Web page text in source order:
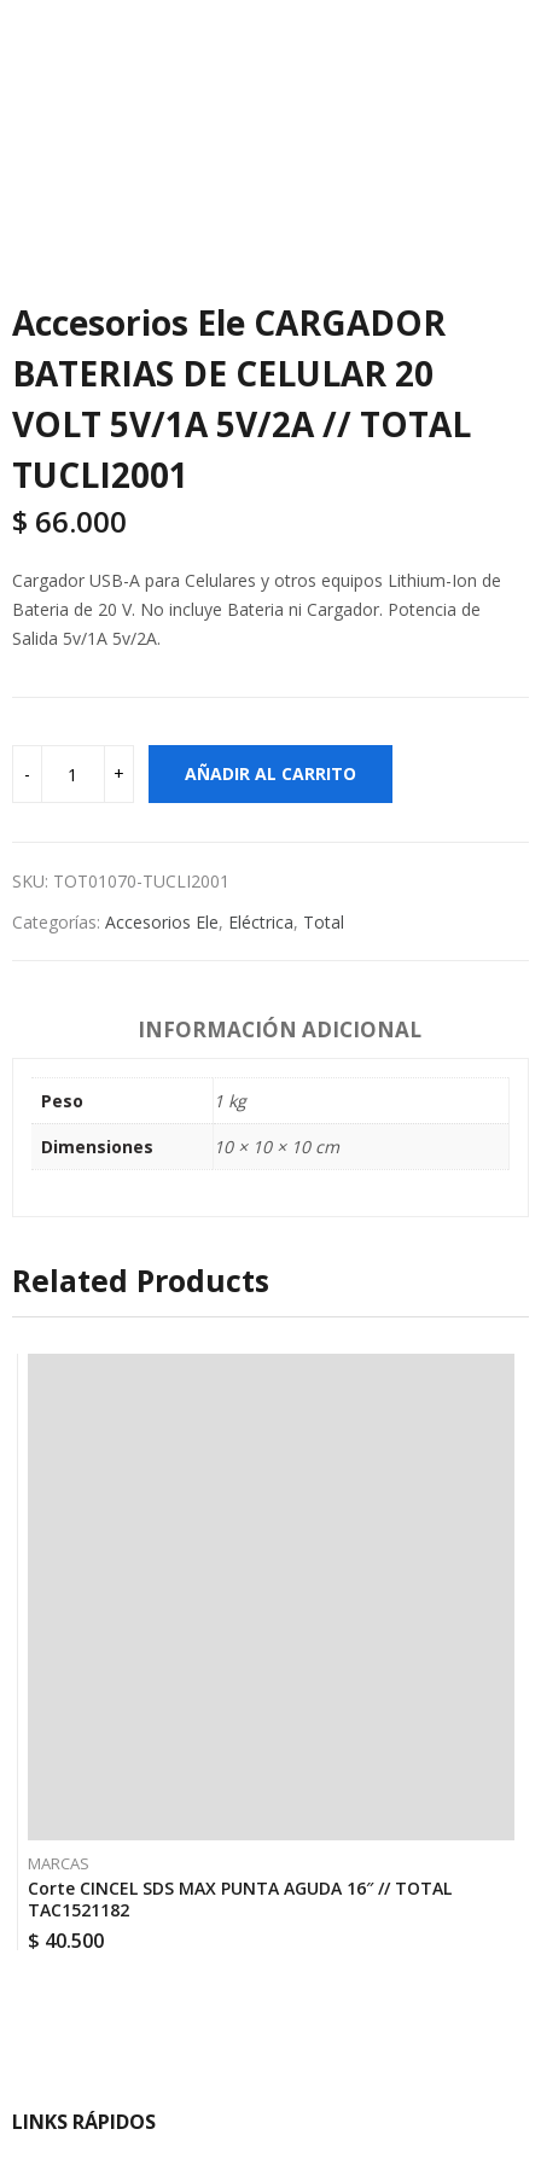
Accesorios Ele CARGADOR
BATERIAS DE CELULAR 20
VOLT 5V/1A 5V/2A // TOTAL
TUCLI2001
$ 66.000
Cargador USB-A para Celulares y otros equipos Lithium-Ion de
Bateria de 20 V. No incluye Bateria ni Cargador. Potencia de
Salida 5v/1A 5v/2A.
AÑADIR AL CARRITO
SKU: TOT01070-TUCLI2001
Categorías: Accesorios Ele, Eléctrica, Total
INFORMACIÓN ADICIONAL
Peso
1 kg
Dimensiones
10 × 10 × 10 cm
Related Products
MARCAS
Corte CINCEL SDS MAX PUNTA AGUDA 16″ // TOTAL
TAC1521182
$ 40.500
LINKS RÁPIDOS